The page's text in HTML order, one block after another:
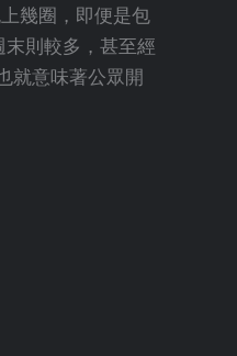
幾圈，即便是包
則較多，甚至經
就意味著公眾開